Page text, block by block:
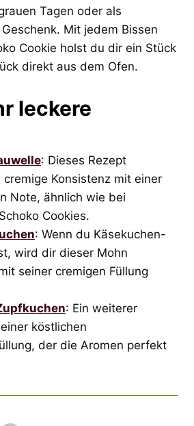
Tagen oder als
Mit jedem Bissen
Cookie holst du dir ein Stück
direkt aus dem Ofen.
leckere
: Dieses Rezept
Konsistenz mit einer
Note, ähnlich wie bei
Cookies.
: Wenn du Käsekuchen-
wird dir dieser Mohn
seiner cremigen Füllung
: Ein weiterer
köstlichen
der die Aromen perfekt